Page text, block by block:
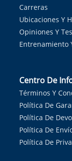
Carreras
Ubicaciones Y
Opiniones Y
Entrenamiento
Centro De
Términos Y
Política De
Política De
Política De
Política De